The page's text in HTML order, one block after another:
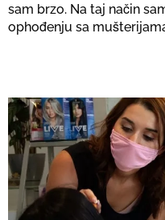
sam brzo. Na taj način
ophođenju sa